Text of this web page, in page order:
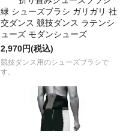
緑 シューズブラシ ガリガリ 社
交ダンス 競技ダンス ラテンシ
ューズ モダンシューズ
2,970円(税込)
競技ダンス用のシューズブラシで
す。